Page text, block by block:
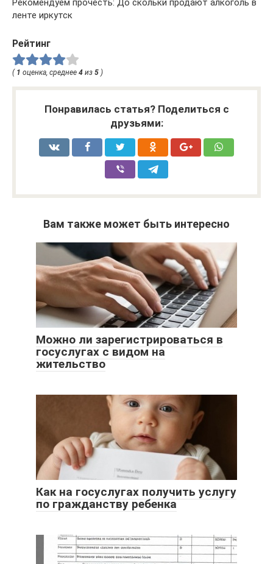
Рекомендуем прочесть: До скольки продают алкоголь в
ленте иркутск
Рейтинг
( 1 оценка, среднее 4 из 5 )
Понравилась статья? Поделиться с
друзьями:
Вам также может быть интересно
Можно ли зарегистрироваться в
госуслугах с видом на
жительство
Как на госуслугах получить услугу
по гражданству ребенка